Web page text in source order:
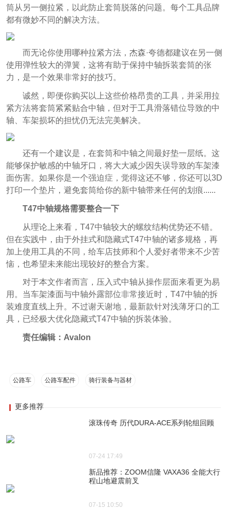
筒从另一侧拉紧，以此防止套筒脱落的问题。每个工具品牌
都有微妙不同的解决方法。
而无论你使用哪种拉紧方法，杰森·夸德都建议在另一侧
使用弹性较大的弹簧，这将有助于保持中轴拆装套筒的张
力，是一个效果非常好的技巧。
诚然，即便你购买以上这些价格昂贵的工具，并采用拉
紧方法将套筒紧紧贴合中轴，但对于工具滑落错位导致的中
轴、车架损坏的担忧仍无法完美解决。
还有一个建议是，在套筒和中轴之间最好垫一层纸。这
能够保护敏感的中轴牙口，将大大减少因失误导致的车架漆
面伤害。如果你是一个强迫症，觉得这还不够，你还可以3D
打印一个垫片，避免套筒给你的新中轴带来任何的划痕......
T47中轴规格需要整合一下
从理论上来看，T47中轴较大的螺纹结构优势还不错。
但在实践中，由于外挂式和隐藏式T47中轴的诸多规格，再
加上使用工具的不同，给车店技师和个人爱好者带来不少苦
恼，也希望未来能出现较好的整合方案。
对于本文作者而言，压入式中轴从操作层面来看更为易
用。当车架漆面与中轴外露部位非常接近时，T47中轴的拆
装难度直线上升。不过谢天谢地，最新款针对浅薄牙口的工
具，已经极大优化隐藏式T47中轴的拆装体验。
责任编辑：Avalon
公路车 公路车配件 骑行装备与器材
更多推荐
滚珠传奇 历代DURA-ACE系列轮组回顾
07-24 17:49
新品推荐：ZOOM信隆 VAXA36 全能大行
程山地避震前叉
07-15 10:50